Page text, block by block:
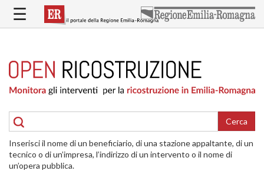
contenuto
RICOSTRUZIONE
PUBBLICA
DELLE
ABITAZIONI
RICOSTRUZIONE
ATTIVITÀ
☰
Cerca
Inserisci il nome di un beneficiario, di una stazione appaltante, di un
tecnico o di un’impresa, l’indirizzo di un intervento o il nome di
un’opera pubblica.